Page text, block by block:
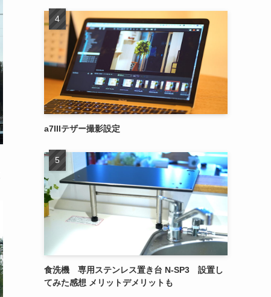
a7IIIテザー撮影設定
食洗機 専用ステンレス置き台 N-SP3 設置し
てみた感想 メリットデメリットも